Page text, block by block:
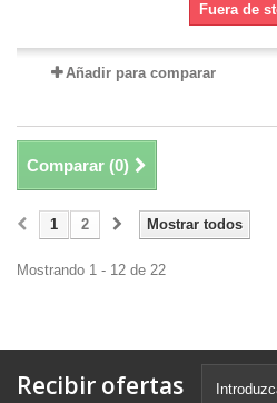
Fuera de
Añadir para comparar
Comparar (0)
Mostrar todos
1 2
Mostrando 1 - 12 de 22
Recibir ofertas